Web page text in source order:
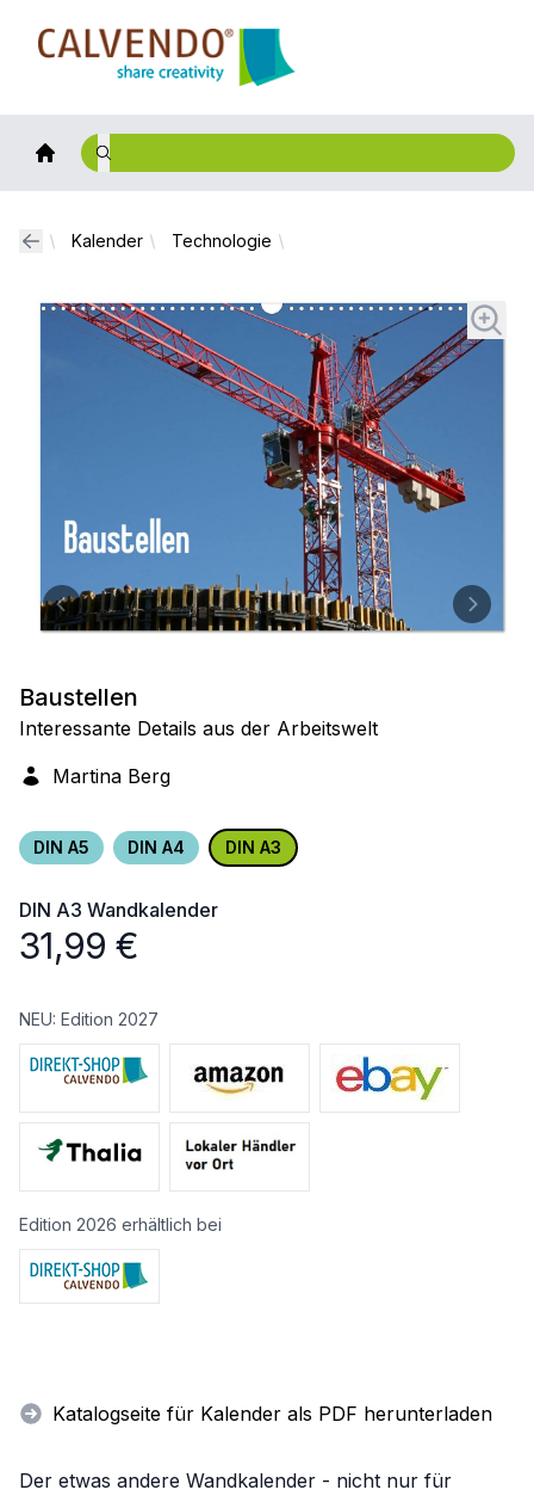
Calvendo
Kalender Technologie
Baustellen
Interessante Details aus der Arbeitswelt
Martina Berg
DIN A5 DIN A4 DIN A3
DIN A3 Wandkalender
31,99 €
NEU: Edition 2027
Edition 2026 erhältlich bei
Katalogseite für Kalender als PDF herunterladen
Der etwas andere Wandkalender - nicht nur für